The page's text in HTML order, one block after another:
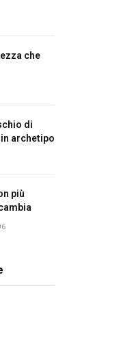
che
di
archetipo
più